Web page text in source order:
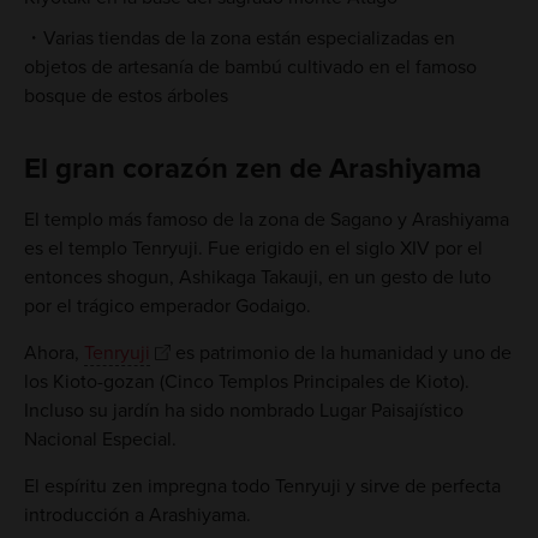
Varias tiendas de la zona están especializadas en
objetos de artesanía de bambú cultivado en el famoso
bosque de estos árboles
El gran corazón zen de Arashiyama
El templo más famoso de la zona de Sagano y Arashiyama
es el templo Tenryuji. Fue erigido en el siglo XIV por el
entonces shogun, Ashikaga Takauji, en un gesto de luto
por el trágico emperador Godaigo.
Ahora, Tenryuji
es patrimonio de la humanidad y uno de
los Kioto-gozan (Cinco Templos Principales de Kioto).
Incluso su jardín ha sido nombrado Lugar Paisajístico
Nacional Especial.
El espíritu zen impregna todo Tenryuji y sirve de perfecta
introducción a Arashiyama.